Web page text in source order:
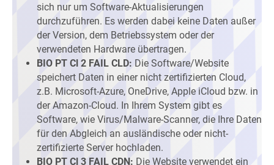
sich nur um Software-Aktualisierungen
durchzuführen. Es werden dabei keine Daten außer
der Version, dem Betriebssystem oder der
verwendeten Hardware übertragen.
BIO PT Cl 2 FAIL CLD: Die Software/Website
speichert Daten in einer nicht zertifizierten Cloud,
z.B. Microsoft-Azure, OneDrive, Apple iCloud bzw. in
der Amazon-Cloud. In Ihrem System gibt es
Software, wie Virus/Malware-Scanner, die Ihre Daten
für den Abgleich an ausländische oder nicht-
zertifizierte Server hochladen.
BIO PT Cl 3 FAIL CDN: Die Website verwendet ein